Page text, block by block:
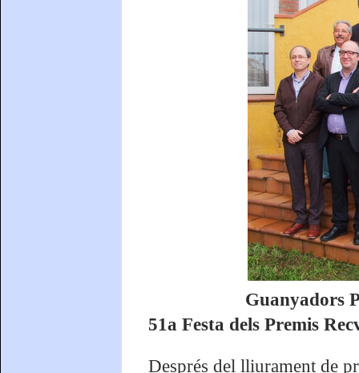
Guanyadors
51a Festa dels Premis
Després del lliurament de